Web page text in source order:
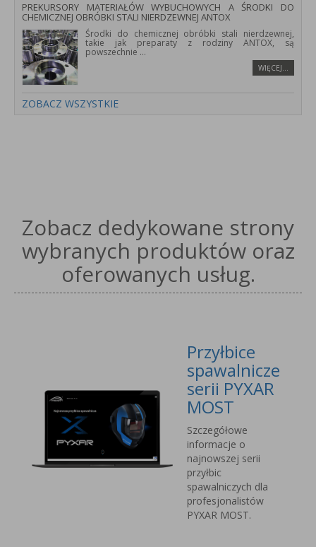
PREKURSORY MATERIAŁÓW WYBUCHOWYCH A ŚRODKI DO
CHEMICZNEJ OBRÓBKI STALI NIERDZEWNEJ ANTOX
Środki do chemicznej obróbki stali nierdzewnej,
takie jak preparaty z rodziny ANTOX, są
powszechnie...
WIĘCEJ…
ZOBACZ WSZYSTKIE
Zobacz dedykowane strony
wybranych produktów oraz
oferowanych usług.
Przyłbice
spawalnicze
serii PYXAR
MOST
Szczegółowe
informacje o
najnowszej serii
przyłbic
spawalniczych dla
profesjonalistów
PYXAR MOST.